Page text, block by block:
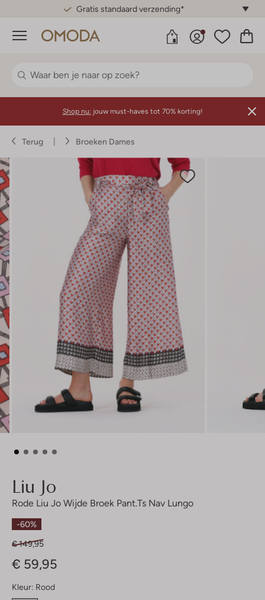
Gratis standaard verzending*
Menu
Shop nu: jouw must-haves tot 70% korting!
Terug Broeken Dames
Liu Jo
Rode Liu Jo Wijde Broek Pant.ts Nav Lungo
-60%
€ 149,95
€ 59,95
Kleur: Rood